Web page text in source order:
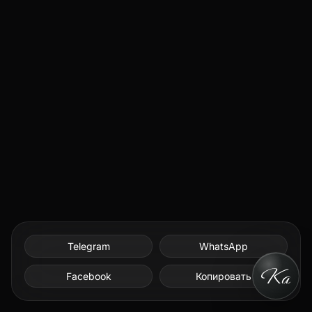
Telegram WhatsApp
Facebook Копировать